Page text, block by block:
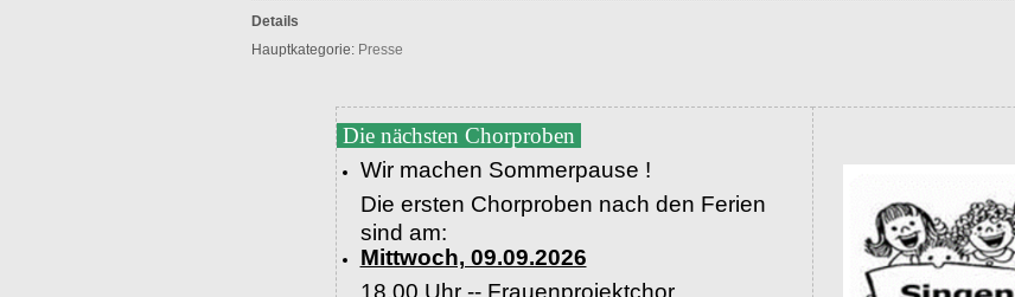
Details
Hauptkategorie: Presse
Die nächsten Chorproben
Wir machen Sommerpause !
Die ersten Chorproben nach den Ferien
sind am:
Mittwoch, 09.09.2026
18.00 Uhr -- Frauenprojektchor